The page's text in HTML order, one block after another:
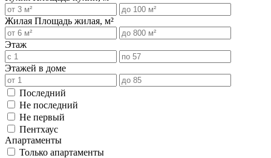
Жилая Площадь жилая, м²
Этаж
Этажей в доме
Последний
Не последний
Не первый
Пентхаус
Апартаменты
Только апартаменты